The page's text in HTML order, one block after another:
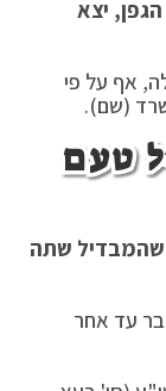
יצא
אף על פי
שרד (שם).
טעם
שהמבדיל שתה
עד אחר